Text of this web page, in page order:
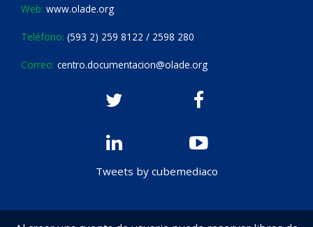
Web: www.olade.org
Teléfono: (593 2) 259 8122 / 2598 280
Correo: centro.documentacion@olade.org
Tweets by cubemediaco